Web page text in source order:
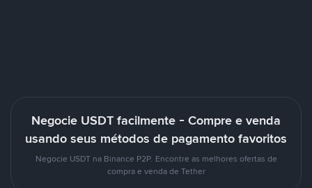
Negocie USDT facilmente - Compre e venda
usando seus métodos de pagamento favoritos
Negocie USDT na Binance P2P. Encontre as melhores ofertas de
compra e venda de Tether